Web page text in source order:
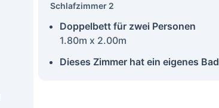
Schlafzimmer 2
Doppelbett für zwei Personen
1.80m x 2.00m
Dieses Zimmer hat ein eigenes Bad